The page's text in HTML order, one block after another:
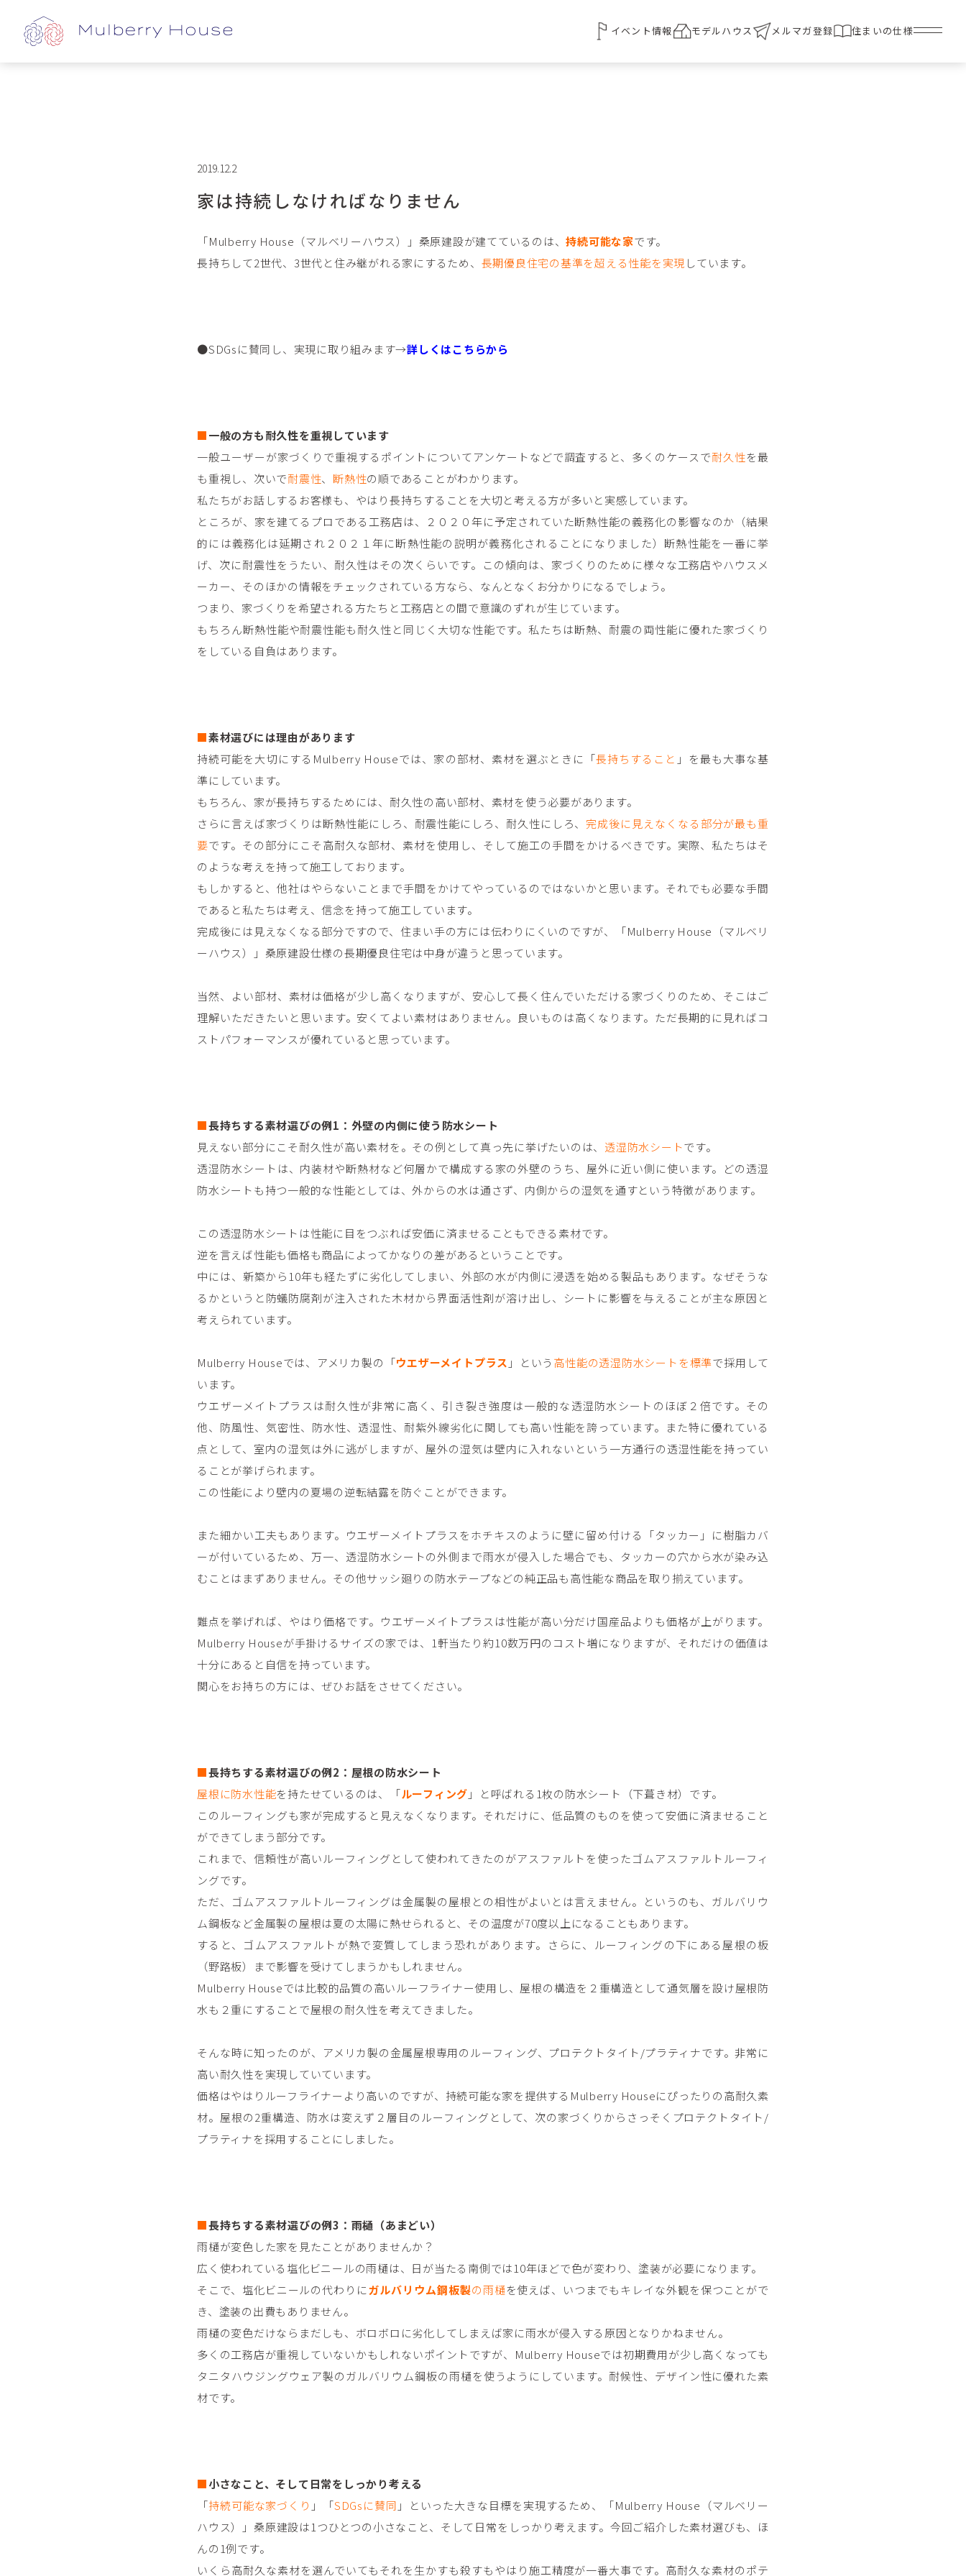
イベント情報 モデルハウス メルマガ登録 住まいの仕様
2019.12.2
家は持続しなければなりません
「Mulberry House（マルベリーハウス）」桑原建設が建てているのは、持続可能な家です。
長持ちして2世代、3世代と住み継がれる家にするため、 長期優良住宅の基準を超える性能を実現 しています。
●SDGsに賛同し、実現に取り組みます→詳しくはこちらから
■一般の方も耐久性を重視しています
一般ユーザーが家づくりで重視するポイントについてアンケートなどで調査すると、多くのケースで耐久性を最
も重視し、次いで耐震性、 断熱性の順であることがわかります。
私たちがお話しするお客様も、やはり長持ちすることを大切と考える方が多いと実感しています。
ところが、家を建てるプロである工務店は、２０２０年に予定されていた断熱性能の義務化の影響なのか（結果
的には義務化は延期され２０２１年に断熱性能の説明が義務化されることになりました）断熱性能を一番に挙
げ、次に耐震性をうたい、耐久性はその次くらいです。この傾向は、家づくりのために様々な工務店やハウスメ
ーカー、そのほかの情報をチェックされている方なら、なんとなくお分かりになるでしょう。
つまり、家づくりを希望される方たちと工務店との間で意識のずれが生じています。
もちろん断熱性能や耐震性能も耐久性と同じく大切な性能です。私たちは断熱、耐震の両性能に優れた家づくり
をしている自負はあります。
■素材選びには理由があります
持続可能を大切にするMulberry Houseでは、家の部材、素材を選ぶときに「長持ちすること 」を最も大事な基
準にしています。
もちろん、家が長持ちするためには、耐久性の高い部材、素材を使う必要があります。
さらに言えば家づくりは断熱性能にしろ、耐震性能にしろ、耐久性にしろ、 完成後に見えなくなる部分が最も重
要です。その部分にこそ高耐久な部材、素材を使用し、そして施工の手間をかけるべきです。実際、私たちはそ
のような考えを持って施工しております。
もしかすると、他社はやらないことまで手間をかけてやっているのではないかと思います。それでも必要な手間
であると私たちは考え、信念を持って施工しています。
完成後には見えなくなる部分ですので、住まい手の方には伝わりにくいのですが、「Mulberry House（マルベリ
ーハウス）」桑原建設仕様の長期優良住宅は中身が違うと思っています。
当然、よい部材、素材は価格が少し高くなりますが、安心して長く住んでいただける家づくりのため、そこはご
理解いただきたいと思います。安くてよい素材はありません。良いものは高くなります。ただ長期的に見ればコ
ストパフォーマンスが優れていると思っています。
■長持ちする素材選びの例1：外壁の内側に使う防水シート
見えない部分にこそ耐久性が高い素材を。その例として真っ先に挙げたいのは、 透湿防水シートです。
透湿防水シートは、内装材や断熱材など何層かで構成する家の外壁のうち、屋外に近い側に使います。どの透湿
防水シートも持つ一般的な性能としては、外からの水は通さず、内側からの湿気を通すという特徴があります。
この透湿防水シートは性能に目をつぶれば安価に済ませることもできる素材です。
逆を言えば性能も価格も商品によってかなりの差があるということです。
中には、新築から10年も経たずに劣化してしまい、外部の水が内側に浸透を始める製品もあります。なぜそうな
るかというと防蟻防腐剤が注入された木材から界面活性剤が溶け出し、シートに影響を与えることが主な原因と
考えられています。
Mulberry Houseでは、アメリカ製の「ウエザーメイトプラス 」という 高性能の透湿防水シートを標準で採用して
います。
ウエザーメイトプラスは耐久性が非常に高く、引き裂き強度は一般的な透湿防水シートのほぼ２倍です。その
他、防風性、気密性、防水性、透湿性、耐紫外線劣化に関しても高い性能を誇っています。また特に優れている
点として、室内の湿気は外に逃がしますが、屋外の湿気は壁内に入れないという一方通行の透湿性能を持ってい
ることが挙げられます。
この性能により壁内の夏場の逆転結露を防ぐことができます。
また細かい工夫もあります。ウエザーメイトプラスをホチキスのように壁に留め付ける「タッカー」に樹脂カバ
ーが付いているため、万一、透湿防水シートの外側まで雨水が侵入した場合でも、タッカーの穴から水が染み込
むことはまずありません。その他サッシ廻りの防水テープなどの純正品も高性能な商品を取り揃えています。
難点を挙げれば、やはり価格です。ウエザーメイトプラスは性能が高い分だけ国産品よりも価格が上がります。
Mulberry Houseが手掛けるサイズの家では、1軒当たり約10数万円のコスト増になりますが、それだけの価値は
十分にあると自信を持っています。
関心をお持ちの方には、ぜひお話をさせてください。
■長持ちする素材選びの例2：屋根の防水シート
屋根に防水性能を持たせているのは、「ルーフィング 」と呼ばれる1枚の防水シート（下葺き材）です。
このルーフィングも家が完成すると見えなくなります。それだけに、低品質のものを使って安価に済ませること
ができてしまう部分です。
これまで、信頼性が高いルーフィングとして使われてきたのがアスファルトを使ったゴムアスファルトルーフィ
ングです。
ただ、ゴムアスファルトルーフィングは金属製の屋根との相性がよいとは言えません。というのも、ガルバリウ
ム鋼板など金属製の屋根は夏の太陽に熱せられると、その温度が70度以上になることもあります。
すると、ゴムアスファルトが熱で変質してしまう恐れがあります。さらに、ルーフィングの下にある屋根の板
（野路板）まで影響を受けてしまうかもしれません。
Mulberry Houseでは比較的品質の高いルーフライナー使用し、屋根の構造を２重構造として通気層を設け屋根防
水も２重にすることで屋根の耐久性を考えてきました。
そんな時に知ったのが、アメリカ製の金属屋根専用のルーフィング、プロテクトタイト/プラティナです。非常に
高い耐久性を実現していています。
価格はやはりルーフライナーより高いのですが、持続可能な家を提供するMulberry Houseにぴったりの高耐久素
材。屋根の2重構造、防水は変えず２層目のルーフィングとして、次の家づくりからさっそくプロテクトタイト/
プラティナを採用することにしました。
■長持ちする素材選びの例3：雨樋（あまどい）
雨樋が変色した家を見たことがありませんか？
広く使われている塩化ビニールの雨樋は、日が当たる南側では10年ほどで色が変わり、塗装が必要になります。
そこで、塩化ビニールの代わりにガルバリウム鋼板製の雨樋を使えば、いつまでもキレイな外観を保つことがで
き、塗装の出費もありません。
雨樋の変色だけならまだしも、ボロボロに劣化してしまえば家に雨水が侵入する原因となりかねません。
多くの工務店が重視していないかもしれないポイントですが、Mulberry Houseでは初期費用が少し高くなっても
タニタハウジングウェア製のガルバリウム鋼板の雨樋を使うようにしています。耐候性、デザイン性に優れた素
材です。
■小さなこと、そして日常をしっかり考える
「持続可能な家づくり 」「SDGsに賛同 」といった大きな目標を実現するため、「Mulberry House（マルベリー
ハウス）」桑原建設は1つひとつの小さなこと、そして日常をしっかり考えます。今回ご紹介した素材選びも、ほ
んの1例です。
いくら高耐久な素材を選んでいてもそれを生かすも殺すもやはり施工精度が一番大事です。高耐久な素材のポテ